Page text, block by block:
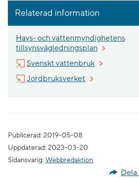
Relaterad information
Havs- och vattenmyndighetens
tillsynsvägledningsplan
Svenskt vattenbrukLänk till
JordbruksverketLänk till annan
Publicerad: 2019-05-08
Uppdaterad: 2023-03-20
Sidansvarig: Webbredaktion
Dela